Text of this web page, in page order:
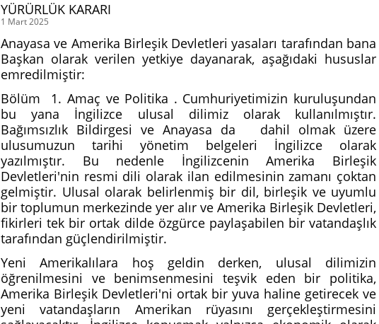
YÜRÜRLÜK KARARI
1 Mart 2025
Anayasa ve Amerika Birleşik Devletleri yasaları tarafından bana
Başkan olarak verilen yetkiye dayanarak, aşağıdaki hususlar
emredilmiştir:
Bölüm 1. Amaç ve Politika . Cumhuriyetimizin kuruluşundan
bu yana İngilizce ulusal dilimiz olarak kullanılmıştır.
Bağımsızlık Bildirgesi ve Anayasa da dahil olmak üzere
ulusumuzun tarihi yönetim belgeleri İngilizce olarak
yazılmıştır. Bu nedenle İngilizcenin Amerika Birleşik
Devletleri'nin resmi dili olarak ilan edilmesinin zamanı çoktan
gelmiştir. Ulusal olarak belirlenmiş bir dil, birleşik ve uyumlu
bir toplumun merkezinde yer alır ve Amerika Birleşik Devletleri,
fikirleri tek bir ortak dilde özgürce paylaşabilen bir vatandaşlık
tarafından güçlendirilmiştir.
Yeni Amerikalılara hoş geldin derken, ulusal dilimizin
öğrenilmesini ve benimsenmesini teşvik eden bir politika,
Amerika Birleşik Devletleri'ni ortak bir yuva haline getirecek ve
yeni vatandaşların Amerikan rüyasını gerçekleştirmesini